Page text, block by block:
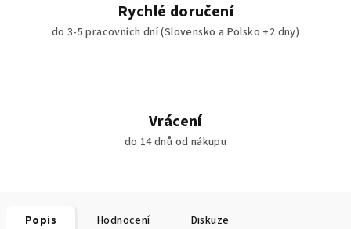
Rychlé doručení
do 3-5 pracovních dní (Slovensko a Polsko +2 dny)
Vrácení
do 14 dnů od nákupu
Popis Hodnocení Diskuze